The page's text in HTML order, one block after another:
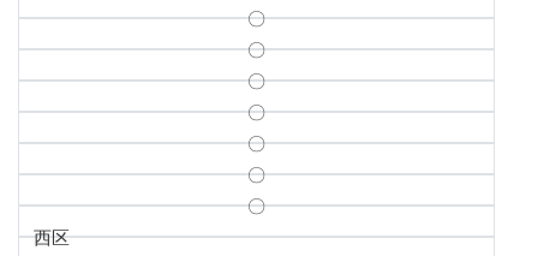
〇
〇
〇
〇
〇
〇
〇
西区